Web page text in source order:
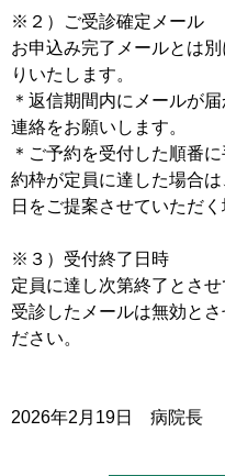
※２）ご受診確定メール
お申込み完了メールとは
りいたします。
＊返信期間内にメールが
連絡をお願いします。
＊ご予約を受付した順番
約枠が定員に達した場合
日をご提案させていただく
※３）受付終了日時
定員に達し次第終了とさ
受診したメールは無効と
ださい。
2026年2月19日 病院長